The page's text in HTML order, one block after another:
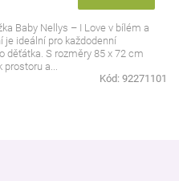
Baby Nellys – I Love v bílém a
je ideální pro každodenní
děťátka. S rozměry 85 x 72 cm
prostoru a...
Kód: 92271101